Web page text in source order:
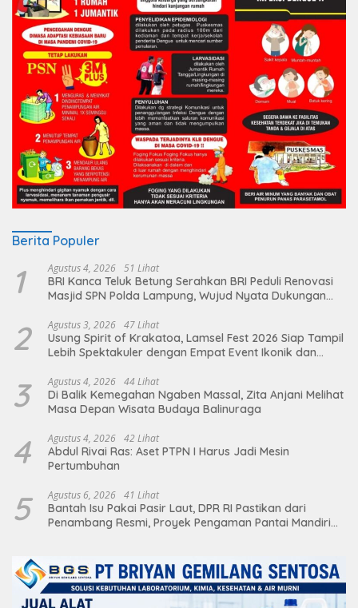
Berita Populer
1 Agustus 4, 2026 51 Lihat
BRI Kanca Teluk Betung Serahkan BRI Peduli Renovasi
Masjid SPN Polda Lampung, Wujud Nyata Dukungan
2 Agustus 3, 2026 47 Lihat
Usung Spirit of Krakatoa, Lamsel Fest 2026 Siap Tampil
Lebih Spektakuler dengan Empat Event Ikonik dan
3 Agustus 4, 2026 44 Lihat
Di Balik Kemegahan Ngaben Massal, Zita Anjani Melihat
Masa Depan Wisata Budaya Balinuraga
4 Agustus 4, 2026 42 Lihat
Abdul Rivai Ras: Aset PTPN I Harus Jadi Mesin
Pertumbuhan
5 Agustus 6, 2026 41 Lihat
Bantah Isu Pakai Pasir Laut, DPR RI Pastikan dari
Penambang Resmi, Proyek Pengaman Pantai Mandiri